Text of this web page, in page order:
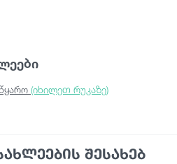
(იხილეთ რუკაზე)
შესახებ